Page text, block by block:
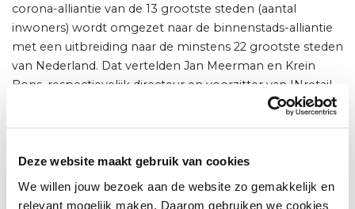
Deze website maakt gebruik van cookies
We willen jouw bezoek aan de website zo gemakkelijk en
relevant mogelijk maken. Daarom gebruiken we cookies
corona-alliantie van de 13 grootste steden (aantal
inwoners) wordt omgezet naar de binnenstads-alliantie
met een uitbreiding naar de minstens 22 grootste steden
van Nederland. Dat vertelden Jan Meerman en Krein
Bons, respectievelijk directeur en voorzitter van INretail,
op verzoek van gespreksleider Rupert Parker Brady,
persoonlijk ingezet voor de 13 grootste steden die hun
bezoekersaantallen zagen kelderen. Door het delen van
cijfers en overleg met gemeenten werd de